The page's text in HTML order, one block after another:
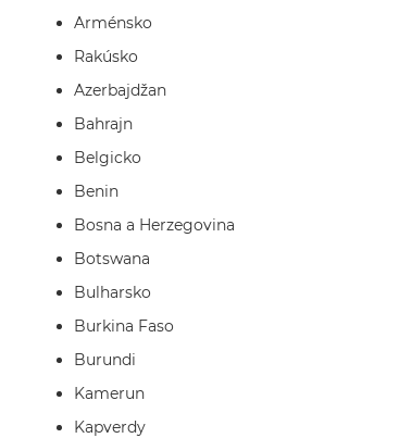
Arménsko
Rakúsko
Azerbajdžan
Bahrajn
Belgicko
Benin
Bosna a Herzegovina
Botswana
Bulharsko
Burkina Faso
Burundi
Kamerun
Kapverdy